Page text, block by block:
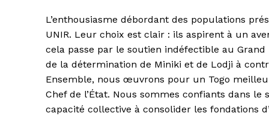
L’enthousiasme débordant des populations
UNIR. Leur choix est clair : ils aspirent à un
cela passe par le soutien indéfectible au
de la détermination de Miniki et de Lodji à
Ensemble, nous œuvrons pour un Togo
Chef de l’État. Nous sommes confiants dans
capacité collective à consolider les fondations